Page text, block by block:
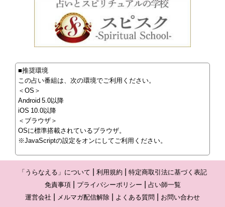
■推奨環境
この占い番組は、次の環境でご利用ください。
＜OS＞
Android 5.0以降
iOS 10.0以降
＜ブラウザ＞
OSに標準搭載されているブラウザ。
※JavaScriptの設定をオンにしてご利用ください。
「うらなえる」について 利用規約
特定商取引法に基づく表記
免責事項
プライバシーポリシー
占い師一覧
運営会社
メルマガ配信解除 よくある質問 お問い合わせ